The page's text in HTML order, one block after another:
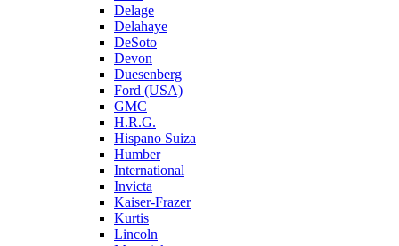
Delage
Delahaye
DeSoto
Devon
Duesenberg
Ford (USA)
GMC
H.R.G.
Hispano Suiza
Humber
International
Invicta
Kaiser-Frazer
Kurtis
Lincoln